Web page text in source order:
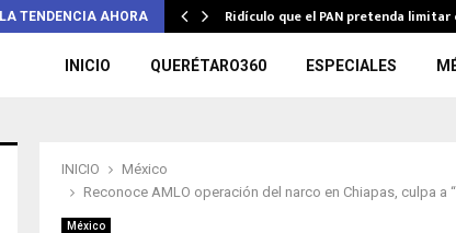
LA TENDENCIA AHORA Ridículo que el PAN pretenda
INICIO QUERÉTARO360 ESPECIALES
INICIO
México
Reconoce AMLO operación del narco en Chiapas, culpa
México